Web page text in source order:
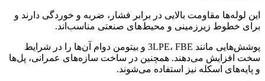
این لوله‌ها مقاومت بالایی در برابر فشار، ضربه و خوردگی دارند و
برای خطوط زیرزمینی و محیط‌های صنعتی مناسب‌اند.
پوشش‌هایی مانند 3LPE، FBE و بیتومن دوام آن‌ها را در شرایط
سخت افزایش می‌دهند. همچنین در ساخت سازه‌های عمرانی، پل‌ها
و پایه‌های اسکله نیز استفاده می‌شوند.